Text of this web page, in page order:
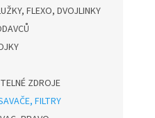
FLEXO, DVOJLINKY
ZDROJE
FILTRY